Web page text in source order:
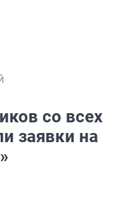
со всех
заявки на